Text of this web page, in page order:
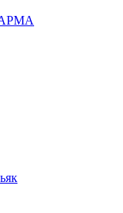
АРМА